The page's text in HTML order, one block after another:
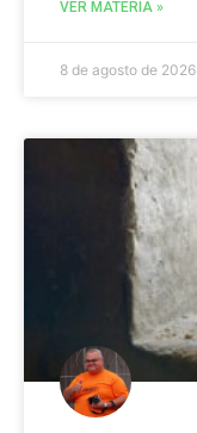
VER MATÉRIA »
8 de agosto de 2026